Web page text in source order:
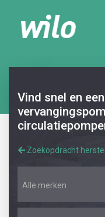
Vind snel en
Zoekopdracht
Alle merken